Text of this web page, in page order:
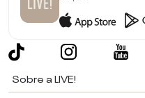
Sobre a LIVE!